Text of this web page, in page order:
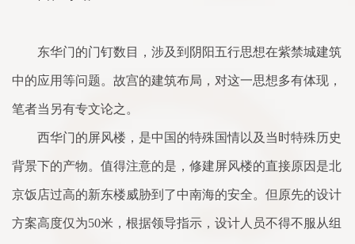
东华门的门钉数目，涉及到阴阳五行思想在紫禁城建筑
中的应用等问题。故宫的建筑布局，对这一思想多有体现，
笔者当另有专文论之。
西华门的屏风楼，是中国的特殊国情以及当时特殊历史
背景下的产物。值得注意的是，修建屏风楼的直接原因是北
京饭店过高的新东楼威胁到了中南海的安全。但原先的设计
方案高度仅为50米，根据领导指示，设计人员不得不服从组